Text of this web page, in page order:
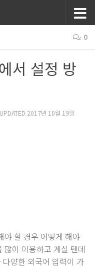
0
서 설정 방
2017년 10월 19일
야 할 경우 어떻게 해야
많이 이용하고 계실 텐데
양한 외국어 입력이 가